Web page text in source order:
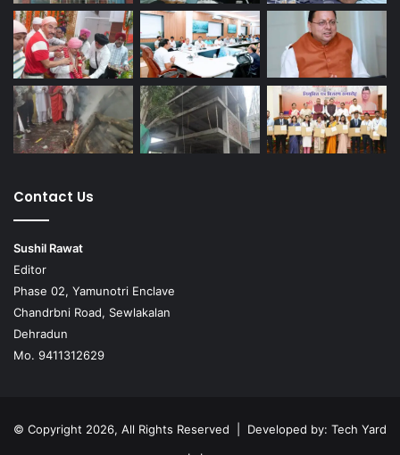
Contact Us
Sushil Rawat
Editor
Phase 02, Yamunotri Enclave
Chandrbni Road, Sewlakalan
Dehradun
Mo. 9411312629
© Copyright 2026, All Rights Reserved | Developed by: Tech Yard